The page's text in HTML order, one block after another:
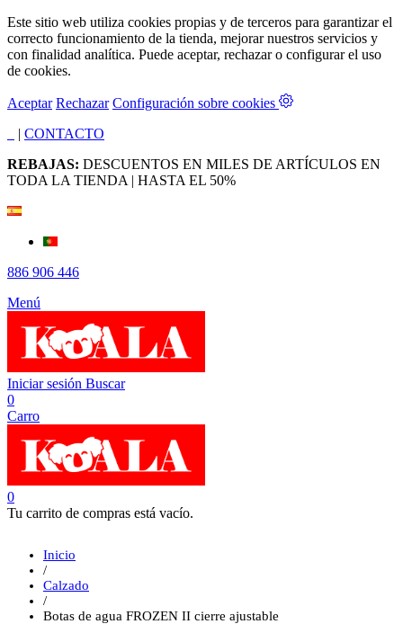
Este sitio web utiliza cookies propias y de terceros para garantizar el
correcto funcionamiento de la tienda, mejorar nuestros servicios y
con finalidad analítica. Puede aceptar, rechazar o configurar el uso
de cookies.
Aceptar Rechazar Configuración sobre cookies
| CONTACTO
REBAJAS: DESCUENTOS EN MILES DE ARTÍCULOS EN
TODA LA TIENDA | HASTA EL 50%
886 906 446
Menú
Iniciar sesión Buscar
0
Carro
0
Tu carrito de compras está vacío.
Inicio
/
Calzado
/
Botas de agua FROZEN II cierre ajustable